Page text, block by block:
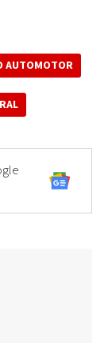
AUTOMOTOR